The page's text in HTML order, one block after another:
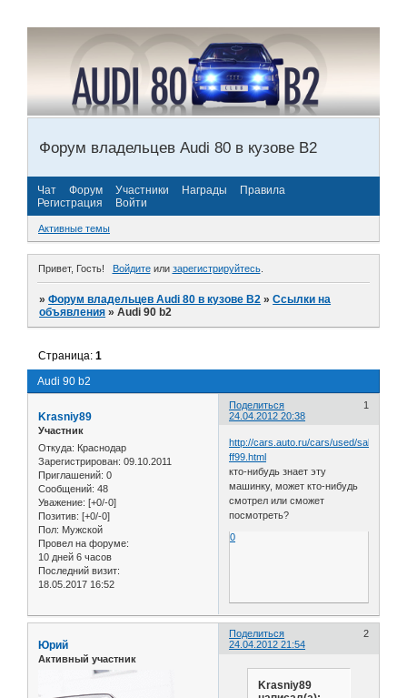
Форум владельцев Audi 80 в кузове В2
Чат Форум Участники Награды
Правила
Регистрация
Войти
Активные темы
Привет, Гость! Войдитеили зарегистрируйтесь.
»Форум владельцев Audi 80 в кузове В2 »Ссылки на
объявления »Audi 90 b2
Audi 90 b2
Страница:1
Поделиться
1
24.04.2012 20:38
Krasniy89
Участник
Откуда: Краснодар
Зарегистрирован: 09.10.2011
Приглашений: 0
Сообщений: 48
Уважение: [+0/-0]
Позитив: [+0/-0]
Пол: Мужской
Провел на форуме:
10 дней 6 часов
Последний визит:
18.05.2017 16:52
http://cars.auto.ru/cars/used/sale/
ff99.html
кто-нибудь знает эту
машинку, может кто-нибудь
смотрел или сможет
посмотреть?
0
Поделиться
2
24.04.2012 21:54
Юрий
Активный участник
Krasniy89